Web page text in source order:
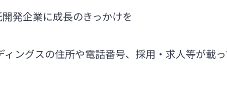
発企業に成長のきっかけを
ングスの住所や電話番号、採用・求人等が載